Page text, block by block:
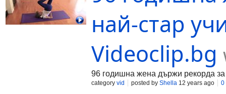
най-стар
Videoclip.bg
96 годишна жена държи рекорда за
category vid posted by Shella 12 years ago 0